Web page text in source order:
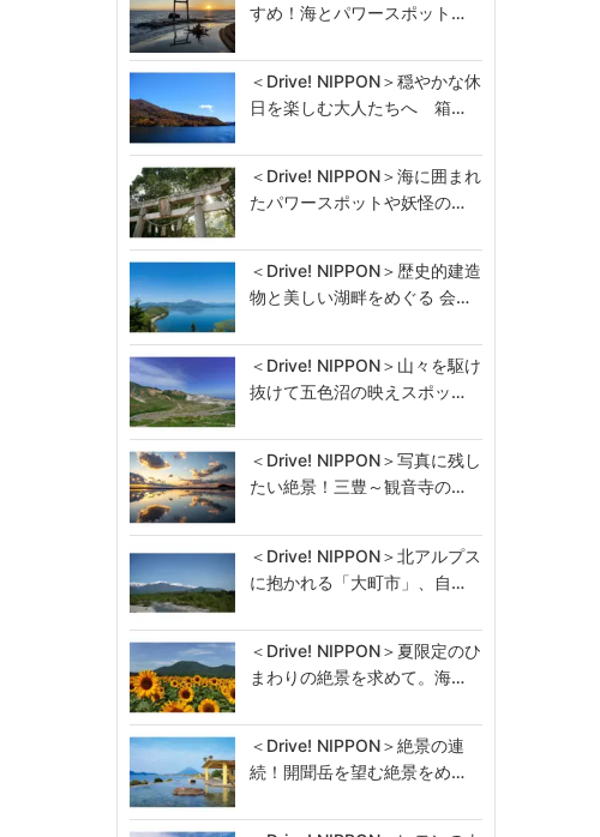
すめ！海とパワースポット…
＜Drive! NIPPON＞穏やかな休
日を楽しむ大人たちへ 箱…
＜Drive! NIPPON＞海に囲まれ
たパワースポットや妖怪の…
＜Drive! NIPPON＞歴史的建造
物と美しい湖畔をめぐる 会…
＜Drive! NIPPON＞山々を駆け
抜けて五色沼の映えスポッ…
＜Drive! NIPPON＞写真に残し
たい絶景！三豊～観音寺の…
＜Drive! NIPPON＞北アルプス
に抱かれる「大町市」、自…
＜Drive! NIPPON＞夏限定のひ
まわりの絶景を求めて。海…
＜Drive! NIPPON＞絶景の連
続！開聞岳を望む絶景をめ…